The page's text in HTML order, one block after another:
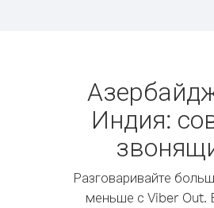
Индия:
Разговаривайте
меньше с Viber Out.